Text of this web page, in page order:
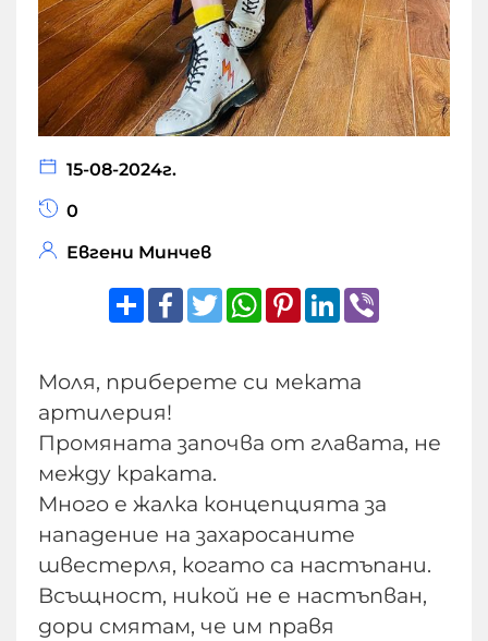
15-08-2024г.
0
Евгени Минчев
ShareFacebook
TwitterWhatsApp
Pinterest
LinkedIn
Моля, приберете си меката
артилерия!
Промяната започва от главата, не
между краката.
Много е жалка концепцията за
нападение на захаросаните
швестерля, когато са настъпани.
Всъщност, никой не е настъпван,
дори смятам, че им правя